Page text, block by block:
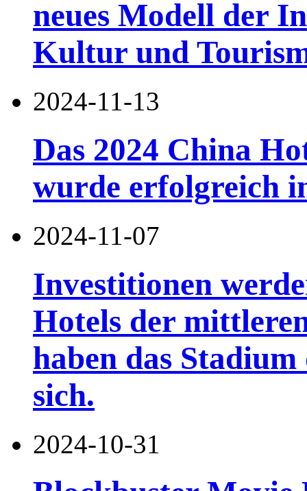
neues Modell der
Kultur und
2024-11-13
Das 2024 China
wurde erfolgreich
2024-11-07
Investitionen
Hotels der
haben das
sich.
2024-10-31